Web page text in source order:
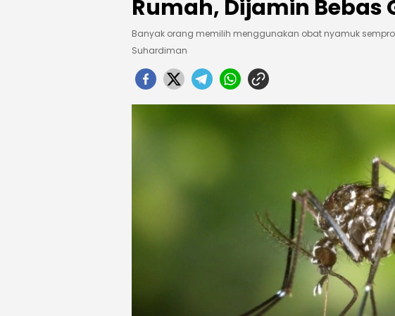
Rumah, Dijamin Bebas
Banyak orang memilih menggunakan obat nyamuk
Suhardiman